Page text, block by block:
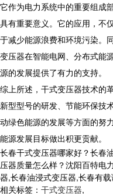
它作为电力系统中的重要组成
具有重要意义。它的应用，不
于减少能源浪费和环境污染。
变压器在智能电网、分布式能
源的发展提供了有力的支持。
综上所述，干式变压器技术的
新型型号的研发、节能环保技
动绿色能源的发展等方面的努
能源发展目标做出积更贡献。
长春干式变压器哪家好？长春
压器质量怎么样？沈阳百特电
器,长春油浸式变压器,长春有
相关标签： 干式变压器,